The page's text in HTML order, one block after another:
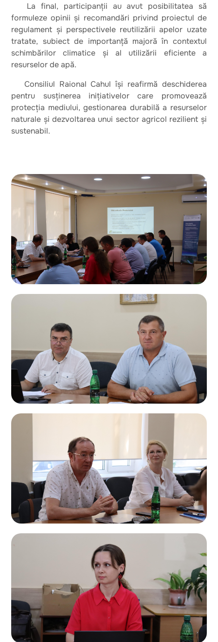
La final, participanții au avut posibilitatea să
formuleze opinii și recomandări privind proiectul de
regulament și perspectivele reutilizării apelor uzate
tratate, subiect de importanță majoră în contextul
schimbărilor climatice și al utilizării eficiente a
resurselor de apă.
Consiliul Raional Cahul își reafirmă deschiderea
pentru susținerea inițiativelor care promovează
protecția mediului, gestionarea durabilă a resurselor
naturale și dezvoltarea unui sector agricol rezilient și
sustenabil.